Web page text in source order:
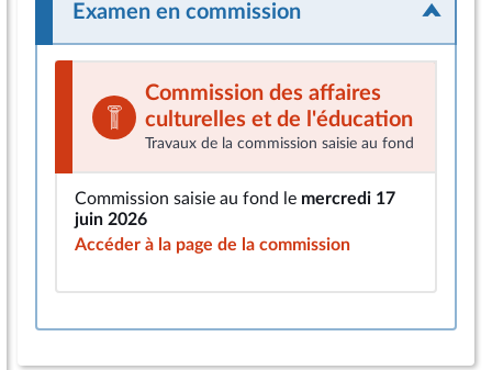
Examen en commission
Commission des affaires
culturelles et de l'éducation
Travaux de la commission saisie au fond
Commission saisie au fond le mercredi 17
juin 2026
Accéder à la page de la commission